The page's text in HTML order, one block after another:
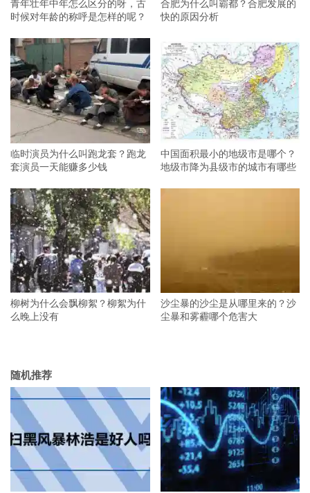
时候对年龄的称呼是怎样的呢？
快的原因分析
临时演员为什么叫跑龙套？跑龙
套演员一天能赚多少钱
中国面积最小的地级市是哪个？
地级市降为县级市的城市有哪些
柳树为什么会飘柳絮？柳絮为什
么晚上没有
沙尘暴的沙尘是从哪里来的？沙
尘暴和雾霾哪个危害大
随机推荐